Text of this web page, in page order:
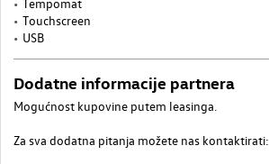
Touchscreen
USB
Dodatne informacije partnera
Mogućnost kupovine putem leasinga.
Za sva dodatna pitanja možete nas kontaktirati: